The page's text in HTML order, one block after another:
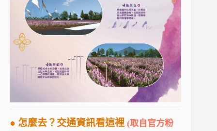
● 怎麼去？交通資訊看這裡 (取自官方粉